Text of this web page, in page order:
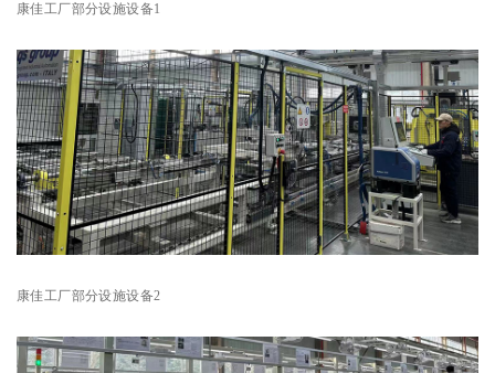
康佳工厂部分设施设备1
康佳工厂部分设施设备2